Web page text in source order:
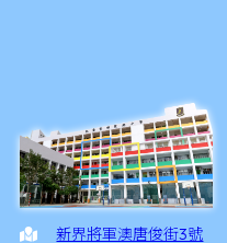
新界將軍澳唐俊街3號